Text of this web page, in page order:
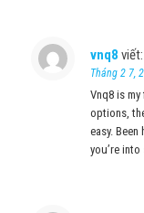
vnq8 viết:
Tháng 2 7,
Vnq8 is
options,
easy.
you’re